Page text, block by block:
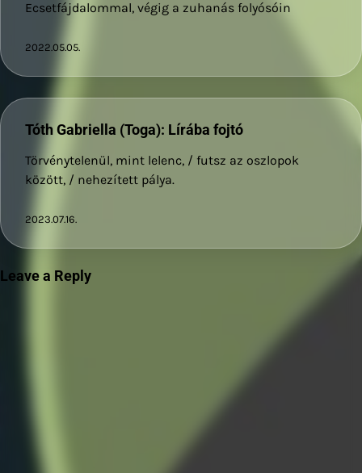
Ecsetfájdalommal, végig a zuhanás folyósóin
2022.05.05.
Tóth Gabriella (Toga): Lírába fojtó
Törvénytelenül, mint lelenc, / futsz az oszlopok
között, / nehezített pálya.
2023.07.16.
Leave a Reply